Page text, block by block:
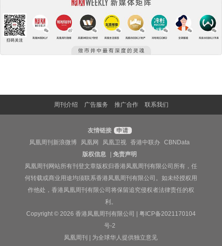
周刊介绍 广告服务 推广合作 联系我们
友情链接 申请
凤凰周刊新浪微博
凤凰网 凤凰卫视 香港中联办
CBNData
版权信息
|免责声明
凤凰周刊网站所有刊登文章版权归香港凤凰周刊有限公司所有，任
何转载或商业用途均须联系香港凤凰周刊有限公司。如未经授权用
作他处，香港凤凰周刊有限公司将保留追究侵权者法律责任的权
利。
Copyright © 2026 香港凤凰周刊有限公司 | 粤ICP备2021170104
号-2
凤凰周刊 | 为全球华人提供独立意见